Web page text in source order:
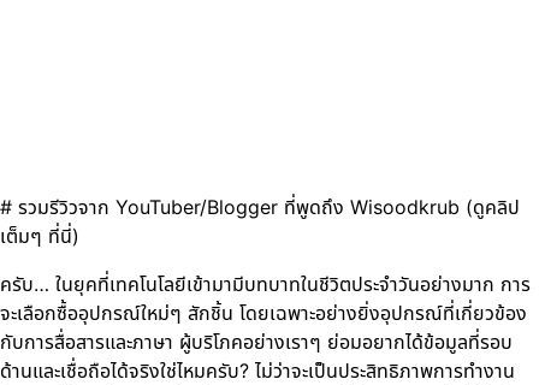
# รวมรีวิวจาก YouTuber/Blogger ที่พูดถึง Wisoodkrub (ดูคลิป
เต็มๆ ที่นี่)
ครับ… ในยุคที่เทคโนโลยีเข้ามามีบทบาทในชีวิตประจำวันอย่างมาก การ
จะเลือกซื้ออุปกรณ์ใหม่ๆ สักชิ้น โดยเฉพาะอย่างยิ่งอุปกรณ์ที่เกี่ยวข้อง
กับการสื่อสารและภาษา ผู้บริโภคอย่างเราๆ ย่อมอยากได้ข้อมูลที่รอบ
ด้านและเชื่อถือได้จริงใช่ไหมครับ? ไม่ว่าจะเป็นประสิทธิภาพการทำงาน